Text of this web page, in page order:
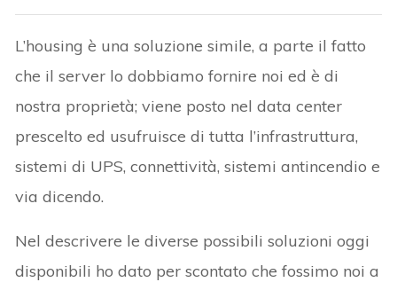
L’housing è una soluzione simile, a parte il fatto
che il server lo dobbiamo fornire noi ed è di
nostra proprietà; viene posto nel data center
prescelto ed usufruisce di tutta l’infrastruttura,
sistemi di UPS, connettività, sistemi antincendio e
via dicendo.
Nel descrivere le diverse possibili soluzioni oggi
disponibili ho dato per scontato che fossimo noi a